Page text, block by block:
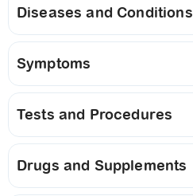
Diseases and Conditions
Symptoms
Tests and Procedures
Drugs and Supplements